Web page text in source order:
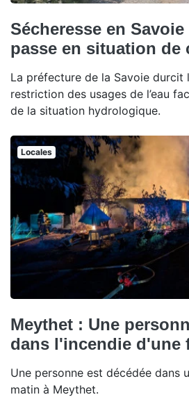
Sécheresse en
passe en situation de
La préfecture de la Savoie durcit
restriction des usages de l’eau
de la situation hydrologique.
Locales
Meythet : Une
dans l'incendie d'une
Une personne est décédée dans
matin à Meythet.